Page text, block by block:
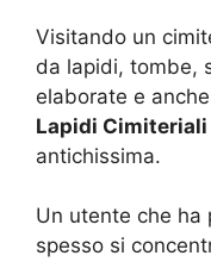
Visitando un
da lapidi, tombe,
elaborate e
Lapidi
antichissima.
Un utente che ha
spesso si